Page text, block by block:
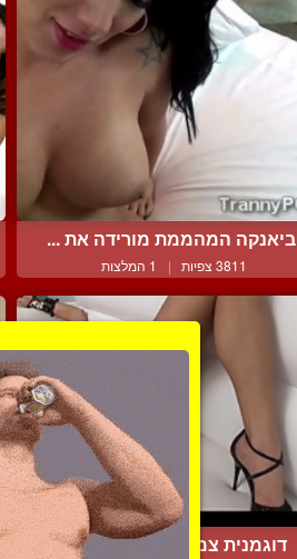
ביאנקה המהממת מורידה את ...
3811 צפיות | 1 המלצות
דוגמנית צמרת בקטע סולו ע...